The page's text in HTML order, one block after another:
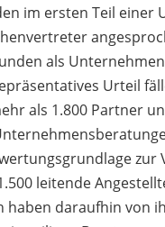
im ersten Teil einer
als
Urteil
als 1.800 Partner
zur
leitende
haben daraufhin von